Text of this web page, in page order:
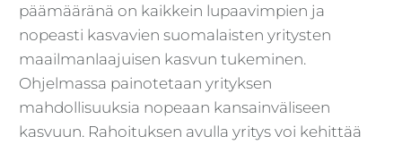
päämääränä on kaikkein lupaavimpien ja
nopeasti kasvavien suomalaisten yritysten
maailmanlaajuisen kasvun tukeminen.
Ohjelmassa painotetaan yrityksen
mahdollisuuksia nopeaan kansainväliseen
kasvuun. Rahoituksen avulla yritys voi kehittää